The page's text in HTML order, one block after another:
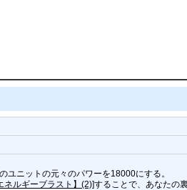
ユニットの元々のパワーを18000にする。
ネルギーブラスト】(2)]することで、あなたの